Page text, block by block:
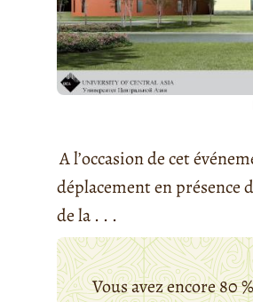
A l’occasion de cet
déplacement en
de la . . .
Vous avez encore 80